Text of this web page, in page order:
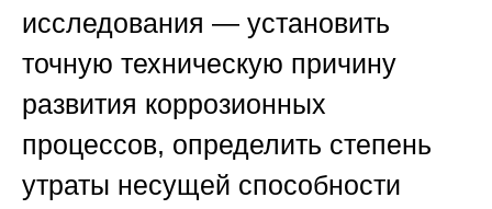
исследования — установить
точную техническую причину
развития коррозионных
процессов, определить степень
утраты несущей способности